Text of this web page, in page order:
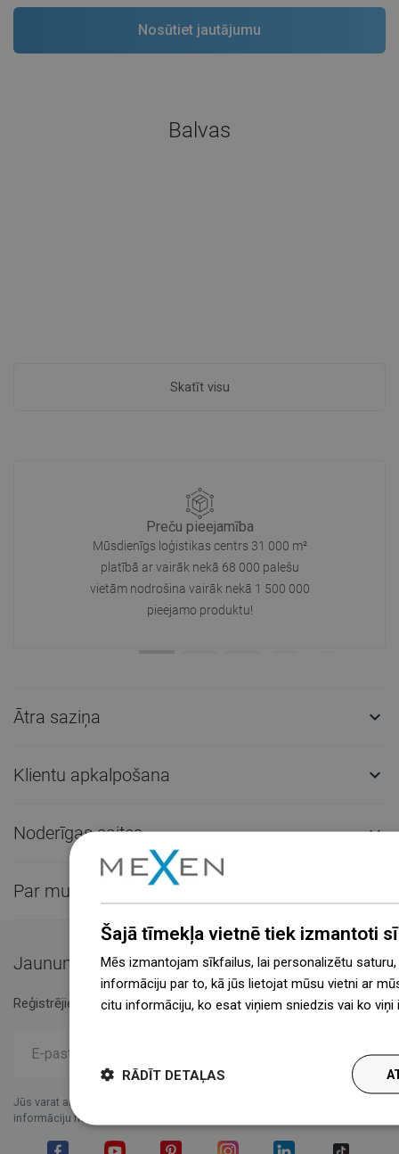
Balvas
Skatīt visu
Preču pieejamība
Mūsdienīgs loģistikas centrs 31 000 m²
platībā ar vairāk nekā 68 000 palešu
vietām nodrošina vairāk nekā 1 500 000
pieejamo produktu!
Ātra saziņa 
Klientu apkalpošana 
Noderīgas saites 
Par mums
Jaunumi
Reģistrējieties biļetenam un esiet informēts.
Jūs varat anulēt abonementu jebkurā laikā.Šim nolūkam, lūdzu, skatiet
informāciju mūsu juridiskajā informācijā.
Šajā tīmekļa vietnē tiek izmantoti
Mēs izmantojam sīkfailus, lai personalizētu
informāciju par to, kā jūs lietojat mūsu vietni ar
citu informāciju, ko esat viņiem sniedzis vai ko
RĀDĪT DETAĻAS